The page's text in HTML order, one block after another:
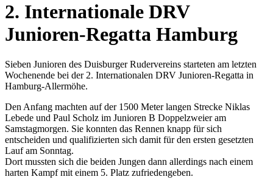
2. Internationale DRV
Junioren-Regatta Hamburg
Sieben Junioren des Duisburger Rudervereins starteten am letzten
Wochenende bei der 2. Internationalen DRV Junioren-Regatta in
Hamburg-Allermöhe.
Den Anfang machten auf der 1500 Meter langen Strecke Niklas
Lebede und Paul Scholz im Junioren B Doppelzweier am
Samstagmorgen. Sie konnten das Rennen knapp für sich
entscheiden und qualifizierten sich damit für den ersten gesetzten
Lauf am Sonntag.
Dort mussten sich die beiden Jungen dann allerdings nach einem
harten Kampf mit einem 5. Platz zufriedengeben.